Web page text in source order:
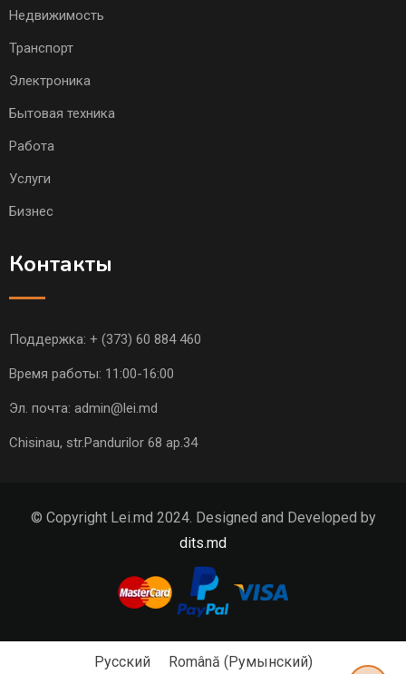
Недвижимость
Транспорт
Электроника
Бытовая техника
Работа
Услуги
Бизнес
Контакты
Поддержка: + (373) 60 884 460
Время работы: 11:00-16:00
Эл. почта: admin@lei.md
Chisinau, str.Pandurilor 68 ap.34
© Copyright Lei.md 2024. Designed and Developed by
dits.md
Русский Română (Румынский)